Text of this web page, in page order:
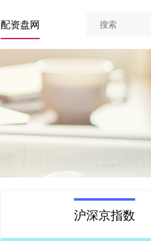
配资盘网
沪深京指数